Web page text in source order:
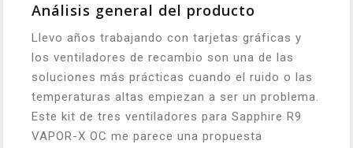
Análisis general del producto
Llevo años trabajando con tarjetas gráficas y
los ventiladores de recambio son una de las
soluciones más prácticas cuando el ruido o las
temperaturas altas empiezan a ser un problema.
Este kit de tres ventiladores para Sapphire R9
VAPOR-X OC me parece una propuesta